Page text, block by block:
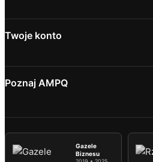
Twoje konto
Poznaj AMPQ
Gazele
Biznesu